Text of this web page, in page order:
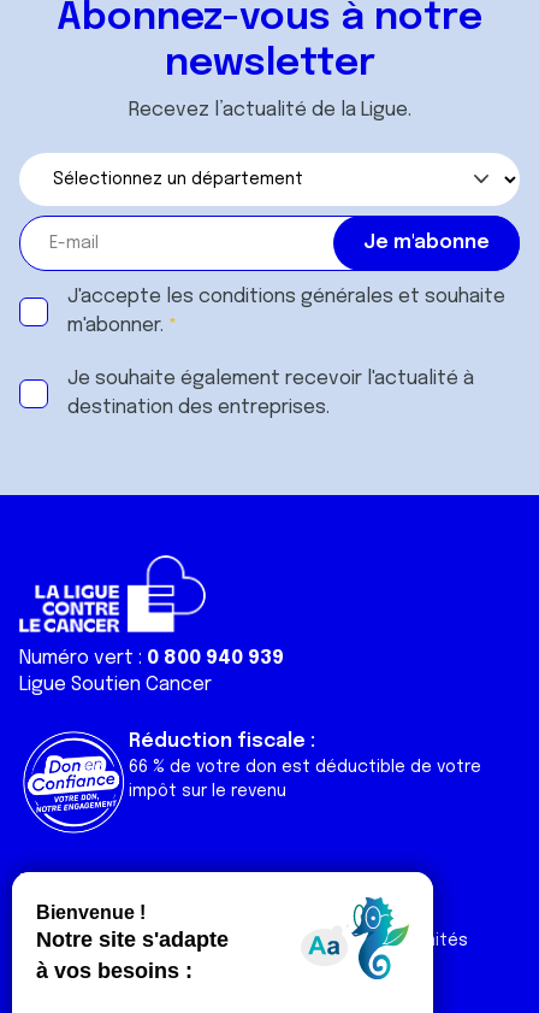
Abonnez-vous à notre
newsletter
Recevez l’actualité de la Ligue.
J'accepte les conditions générales et souhaite
m'abonner.
Je souhaite également recevoir l'actualité à
destination des entreprises.
Numéro vert : 0 800 940 939
Ligue Soutien Cancer
Réduction fiscale :
66 % de votre don est déductible de votre
impôt sur le revenu
Liens utiles
Nos actualités
Nos publications
Contact
Espace Ligue & comités
Espace chercheur